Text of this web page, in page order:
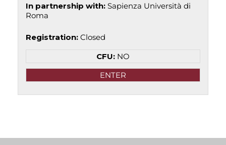
In partnership with: Sapienza Università di
Roma
Registration: Closed
CFU: NO
ENTER